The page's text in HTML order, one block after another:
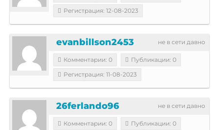
Регистрация: 12-08-2023
не в сети давно
evanbillson2453
Комментарии: 0
Публикации: 0
Регистрация: 11-08-2023
не в сети давно
26ferlando96
Комментарии: 0
Публикации: 0